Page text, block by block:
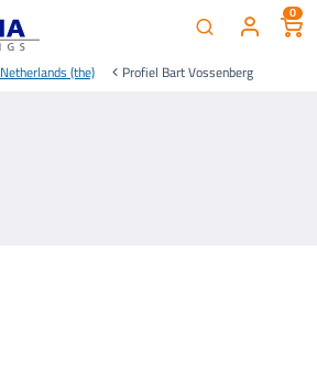
0
Netherlands (the) Profiel Bart Vossenberg